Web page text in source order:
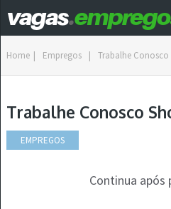
Home | Empregos | Trabalhe
Trabalhe Conosco
EMPREGOS
Continua após